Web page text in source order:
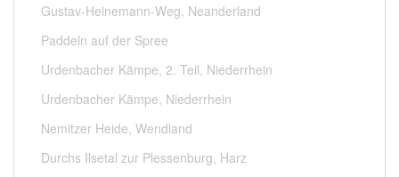
Gustav-Heinemann-Weg, Neanderland
Paddeln auf der Spree
Urdenbacher Kämpe, 2. Teil, Niederrhein
Urdenbacher Kämpe, Niederrhein
Nemitzer Heide, Wendland
Durchs Ilsetal zur Plessenburg, Harz